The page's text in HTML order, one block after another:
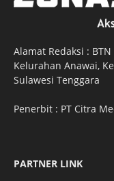
Alamat Redaksi :
Kelurahan Anawai,
Sulawesi Tenggara
Penerbit : PT Citra
PARTNER LINK